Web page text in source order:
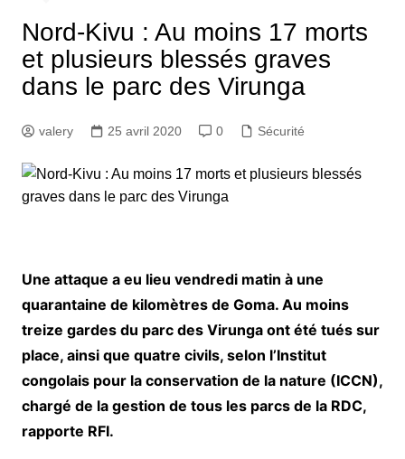
Nord-Kivu : Au moins 17 morts
et plusieurs blessés graves
dans le parc des Virunga
valery 25 avril 2020 0 Sécurité
Une attaque a eu lieu vendredi matin à une
quarantaine de kilomètres de Goma. Au moins
treize gardes du parc des Virunga ont été tués sur
place, ainsi que quatre civils, selon l’Institut
congolais pour la conservation de la nature (ICCN),
chargé de la gestion de tous les parcs de la RDC,
rapporte RFI.